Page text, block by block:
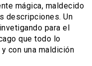
mágica, maldecido
descripciones. Un
para el
que todo lo
con una maldición